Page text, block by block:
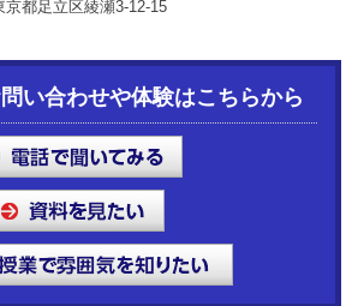
すので、
号を渡ってください。
都足立区綾瀬3-12-15
い合わせや体験はこちらから